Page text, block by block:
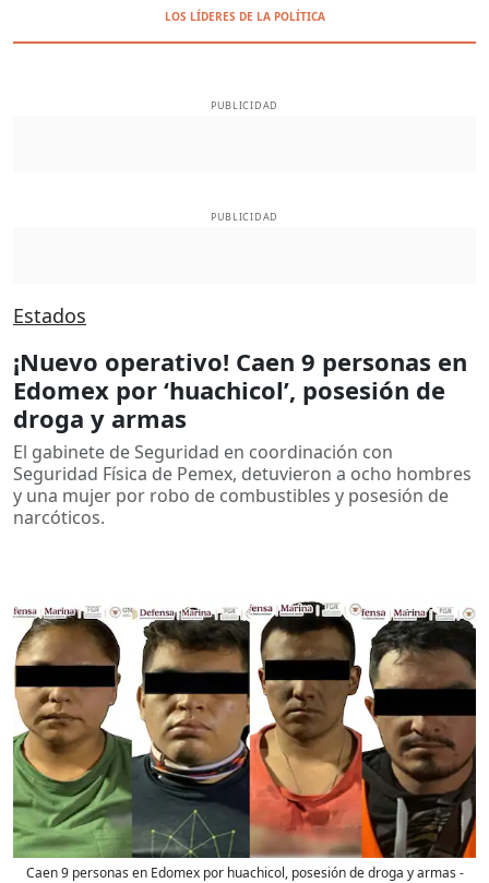
LOS LÍDERES DE LA POLÍTICA
PUBLICIDAD
PUBLICIDAD
Estados
¡Nuevo operativo! Caen 9 personas en
Edomex por ‘huachicol’, posesión de
droga y armas
El gabinete de Seguridad en coordinación con
Seguridad Física de Pemex, detuvieron a ocho hombres
y una mujer por robo de combustibles y posesión de
narcóticos.
Caen 9 personas en Edomex por huachicol, posesión de droga y armas -